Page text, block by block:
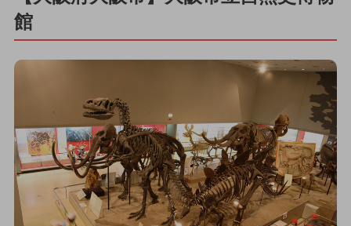
館